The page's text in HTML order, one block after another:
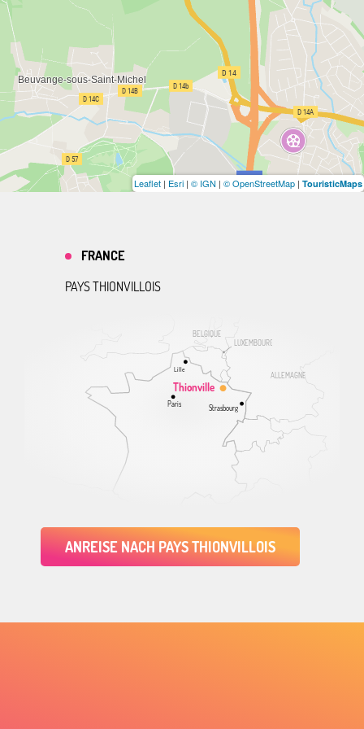
Leaflet | Esri | © IGN | © OpenStreetMap | TouristicMaps
ALLEMAGNE
BELGIQUE
LUXEMBOURG
Thionville
Lille
Paris Strasbourg
FRANCE
PAYS THIONVILLOIS
ANREISE NACH PAYS THIONVILLOIS